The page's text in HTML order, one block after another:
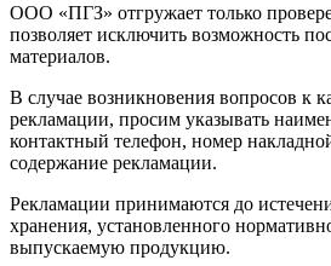
ООО «ПГЗ» отгружает только
позволяет исключить возможность
материалов.
В случае возникновения вопросов к
рекламации, просим указывать
контактный телефон, номер
содержание рекламации.
Рекламации принимаются до
хранения, установленного
выпускаемую продукцию.